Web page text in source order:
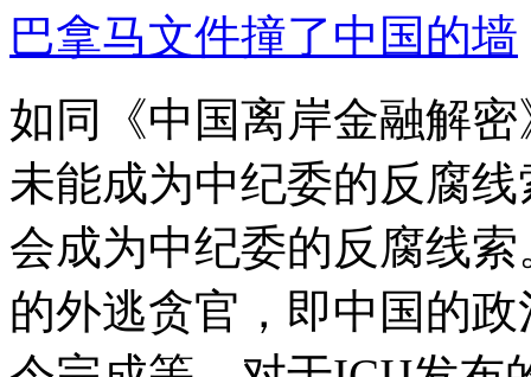
巴拿马文件撞了中国的墙
如同《中国离岸金融解
未能成为中纪委的反腐
会成为中纪委的反腐线
的外逃贪官，即中国的